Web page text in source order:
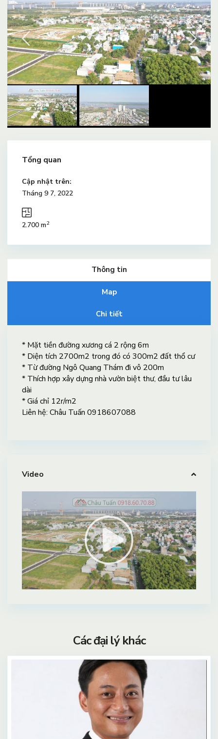
Tổng quan
Cập nhật trên:
Tháng 9 7, 2022
2.700 m2
Thông tin
Map
Chi tiết
* Mặt tiền đường xương cá 2 rộng 6m
* Diện tích 2700m2 trong đó có 300m2 đất thổ cư
* Từ đường Ngô Quang Thám đi vô 200m
* Thích hợp xây dựng nhà vườn biệt thư, đầu tư lâu
dài
* Giá chỉ 12r/m2
Liên hệ: Châu Tuấn 0918607088
Video
Các đại lý khác